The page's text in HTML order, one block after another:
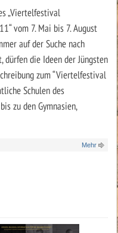
„Viertelfestival
vom 7. Mai bis 7. August
auf der Suche nach
die Ideen der Jüngsten
zum “Viertelfestival
Schulen des
zu den Gymnasien,
Mehr